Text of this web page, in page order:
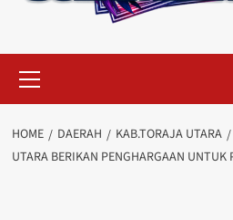
Menu
HOME DAERAH KAB.TORAJA UTARA
UTARA BERIKAN PENGHARGAAN UNTUK